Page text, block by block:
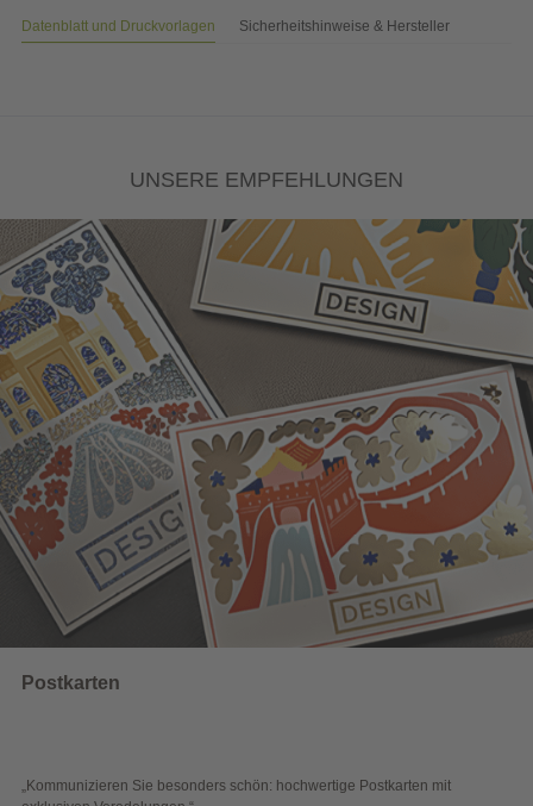
Datenblatt und Druckvorlagen Sicherheitshinweise & Hersteller
UNSERE EMPFEHLUNGEN
hochwertige Postkarten mit
„Sichtbar und wirkungsvoll – mit